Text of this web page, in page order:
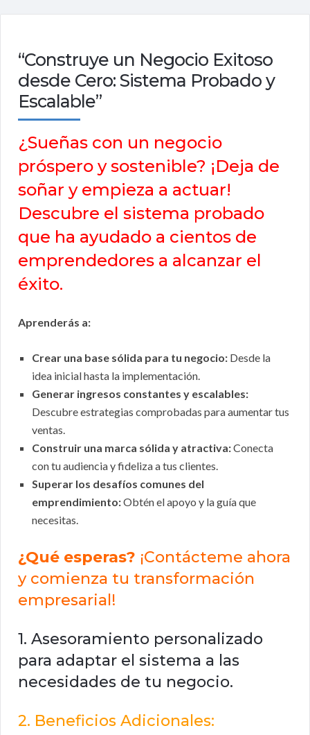
“Construye un Negocio Exitoso
desde Cero: Sistema Probado y
Escalable”
¿Sueñas con un negocio
próspero y sostenible? ¡Deja de
soñar y empieza a actuar!
Descubre el sistema probado
que ha ayudado a cientos de
emprendedores a alcanzar el
éxito.
Aprenderás a:
Crear una base sólida para tu negocio: Desde la
idea inicial hasta la implementación.
Generar ingresos constantes y escalables:
Descubre estrategias comprobadas para aumentar tus
ventas.
Construir una marca sólida y atractiva:Conecta
con tu audiencia y fideliza a tus clientes.
Superar los desafíos comunes del
emprendimiento:Obtén el apoyo y la guía que
necesitas.
¿Qué esperas? ¡Contácteme ahora
y comienza tu transformación
empresarial!
1. Asesoramiento personalizado
para adaptar el sistema a las
necesidades de tu negocio.
2. Beneficios Adicionales: